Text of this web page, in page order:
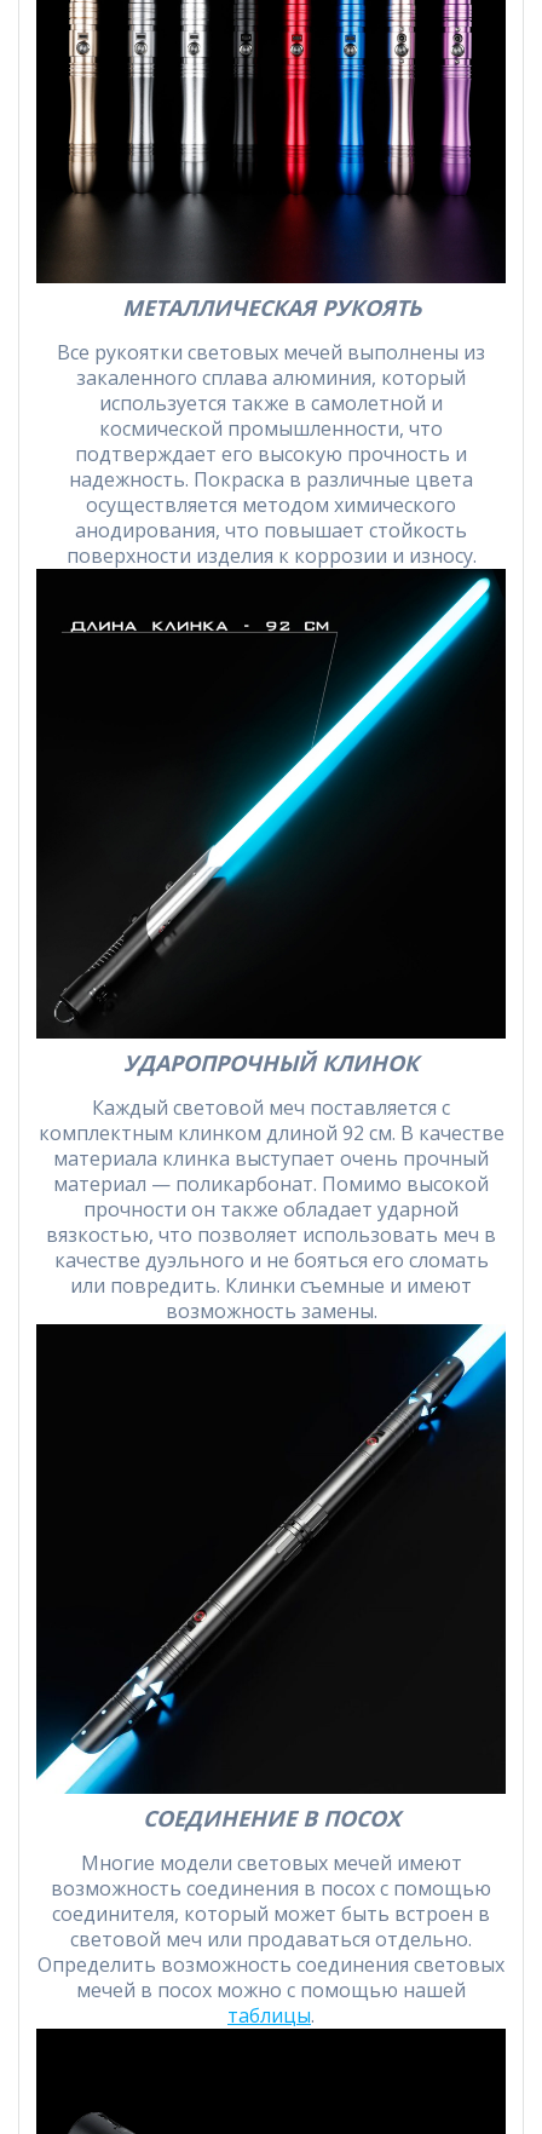
МЕТАЛЛИЧЕСКАЯ РУКОЯТЬ
Все рукоятки световых мечей выполнены из
закаленного сплава алюминия, который
используется также в самолетной и
космической промышленности, что
подтверждает его высокую прочность и
надежность. Покраска в различные цвета
осуществляется методом химического
анодирования, что повышает стойкость
поверхности изделия к коррозии и износу.
УДАРОПРОЧНЫЙ КЛИНОК
Каждый световой меч поставляется с
комплектным клинком длиной 92 см. В качестве
материала клинка выступает очень прочный
материал — поликарбонат. Помимо высокой
прочности он также обладает ударной
вязкостью, что позволяет использовать меч в
качестве дуэльного и не бояться его сломать
или повредить. Клинки съемные и имеют
возможность замены.
СОЕДИНЕНИЕ В ПОСОХ
Многие модели световых мечей имеют
возможность соединения в посох с помощью
соединителя, который может быть встроен в
световой меч или продаваться отдельно.
Определить возможность соединения световых
мечей в посох можно с помощью нашей
таблицы.